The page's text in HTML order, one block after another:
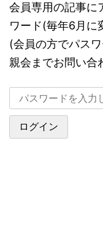
会員専用の記事に
ワード(毎年6月に
(会員の方でパス
親会までお問い合